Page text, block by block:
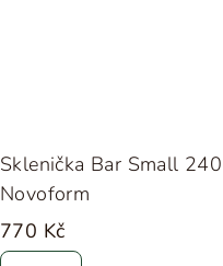
Sklenička Bar Small
Novoform
770 Kč